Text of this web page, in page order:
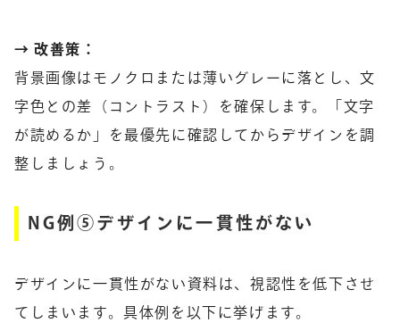
→ 改善策：
背景画像はモノクロまたは薄いグレーに落とし、文
字色との差（コントラスト）を確保します。「文字
が読めるか」を最優先に確認してからデザインを調
整しましょう。
NG例⑤デザインに一貫性がない
デザインに一貫性がない資料は、視認性を低下させ
てしまいます。具体例を以下に挙げます。